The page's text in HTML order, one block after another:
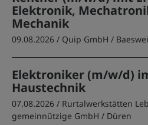
Elektronik,
Mechanik
09.08.2026 / Quip GmbH /
Elektroniker (m/w/d)
Haustechnik
07.08.2026 / Rurtalwerkstätten
gemeinnützige GmbH / Düren